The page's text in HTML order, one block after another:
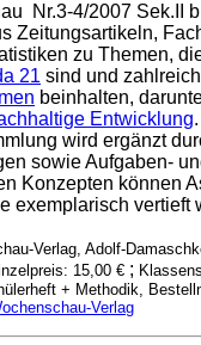
Nr.3-4/2007 Sek.II
Zeitungsartikeln,
zu Themen,
21 sind und
beinhalten,
Entwicklung.
wird ergänzt
sowie Aufgaben-
Konzepten können
exemplarisch vertieft
Verlag, Adolf-
15,00 € ;
+ Methodik,
Verlag